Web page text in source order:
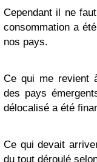
Cependant il ne
consommation a
nos pays.
Ce qui me revient
des pays
délocalisé a été
Ce qui devait
du tout déroulé